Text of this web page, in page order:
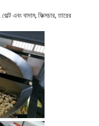
এবং বাদাম, ফিক্সচার, তারের